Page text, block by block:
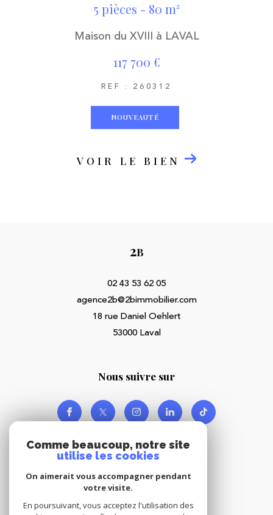
5 pièces - 80 m²
Maison du XVIII à LAVAL
117 700 €
REF : 260312
NOUVEAUTÉ
VOIR LE BIEN
2B
02 43 53 62 05
agence2b@2bimmobilier.com
18 rue Daniel Oehlert
53000 Laval
nous suivre sur
Comme beaucoup, notre site
utilise les cookies
On aimerait vous accompagner pendant
votre visite.
En poursuivant, vous acceptez l'utilisation des